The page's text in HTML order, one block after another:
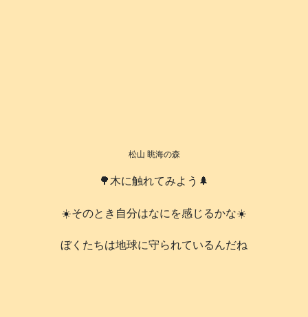
松山 眺海の森
🌳木に触れてみよう🌲
☀️そのとき自分はなにを感じるかな☀️
️ぼくたちは地球に守られているんだね